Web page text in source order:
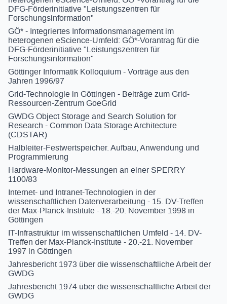
DFG-Förderinitiative "Leistungszentren für
Forschungsinformation"
GÖ* - Integriertes Informationsmanagement im
heterogenen eScience-Umfeld: GÖ*-Vorantrag für die
DFG-Förderinitiative "Leistungszentren für
Forschungsinformation"
Göttinger Informatik Kolloquium - Vorträge aus den
Jahren 1996/97
Grid-Technologie in Göttingen - Beiträge zum Grid-
Ressourcen-Zentrum GoeGrid
GWDG Object Storage and Search Solution for
Research - Common Data Storage Architecture
(CDSTAR)
Halbleiter-Festwertspeicher. Aufbau, Anwendung und
Programmierung
Hardware-Monitor-Messungen an einer SPERRY
1100/83
Internet- und Intranet-Technologien in der
wissenschaftlichen Datenverarbeitung - 15. DV-Treffen
der Max-Planck-Institute - 18.-20. November 1998 in
Göttingen
IT-Infrastruktur im wissenschaftlichen Umfeld - 14. DV-
Treffen der Max-Planck-Institute - 20.-21. November
1997 in Göttingen
Jahresbericht 1973 über die wissenschaftliche Arbeit der
GWDG
Jahresbericht 1974 über die wissenschaftliche Arbeit der
GWDG